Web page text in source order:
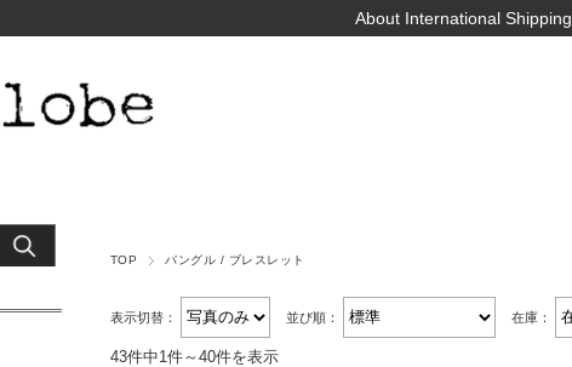
About International Shipping
TOP バングル / ブレスレット
表示切替： 並び順： 在庫：
43件中1件～40件を表示